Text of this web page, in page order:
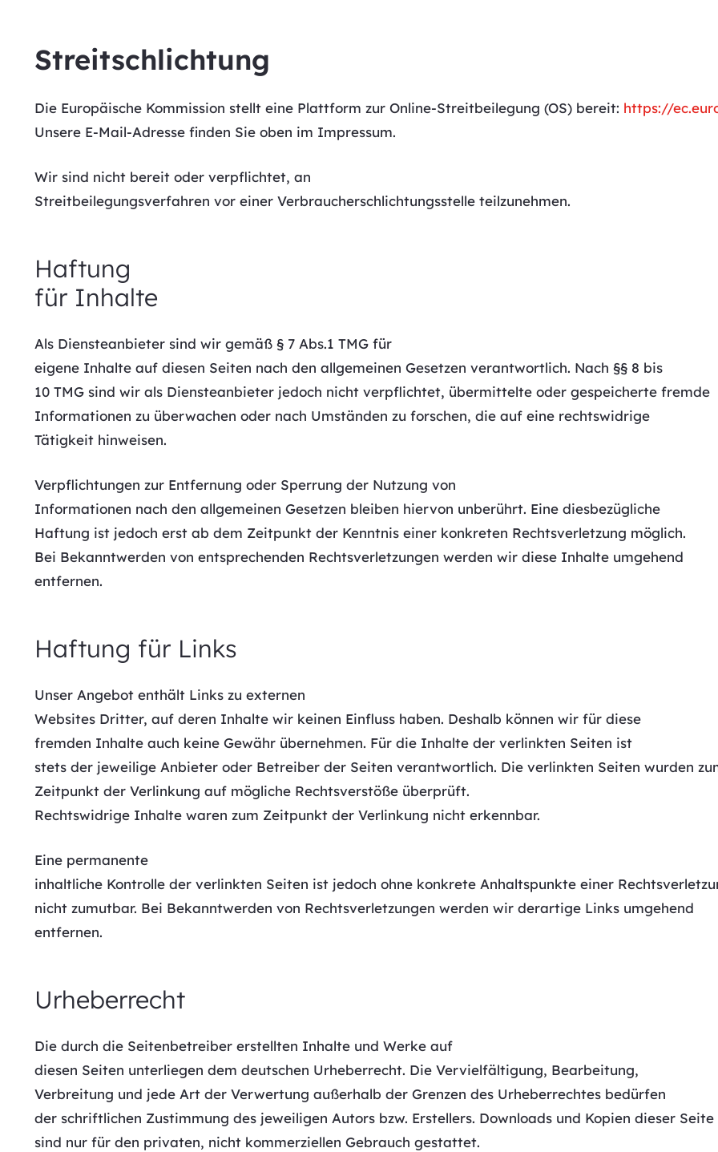
Streitschlichtung
Die Europäische Kommission stellt eine Plattform zur Online-Streitbeilegung (OS) bereit: https://
Unsere E-Mail-Adresse finden Sie oben im Impressum.
Wir sind nicht bereit oder verpflichtet, an
Streitbeilegungsverfahren vor einer Verbraucherschlichtungsstelle teilzunehmen.
Haftung
für Inhalte
Als Diensteanbieter sind wir gemäß § 7 Abs.1 TMG für
eigene Inhalte auf diesen Seiten nach den allgemeinen Gesetzen verantwortlich. Nach §§ 8 bis
10 TMG sind wir als Diensteanbieter jedoch nicht verpflichtet, übermittelte oder gespeicherte fremde
Informationen zu überwachen oder nach Umständen zu forschen, die auf eine rechtswidrige
Tätigkeit hinweisen.
Verpflichtungen zur Entfernung oder Sperrung der Nutzung von
Informationen nach den allgemeinen Gesetzen bleiben hiervon unberührt. Eine diesbezügliche
Haftung ist jedoch erst ab dem Zeitpunkt der Kenntnis einer konkreten Rechtsverletzung möglich.
Bei Bekanntwerden von entsprechenden Rechtsverletzungen werden wir diese Inhalte umgehend
entfernen.
Haftung für Links
Unser Angebot enthält Links zu externen
Websites Dritter, auf deren Inhalte wir keinen Einfluss haben. Deshalb können wir für diese
fremden Inhalte auch keine Gewähr übernehmen. Für die Inhalte der verlinkten Seiten ist
stets der jeweilige Anbieter oder Betreiber der Seiten verantwortlich. Die verlinkten Seiten wurden
Zeitpunkt der Verlinkung auf mögliche Rechtsverstöße überprüft.
Rechtswidrige Inhalte waren zum Zeitpunkt der Verlinkung nicht erkennbar.
Eine permanente
inhaltliche Kontrolle der verlinkten Seiten ist jedoch ohne konkrete Anhaltspunkte einer
nicht zumutbar. Bei Bekanntwerden von Rechtsverletzungen werden wir derartige Links umgehend
entfernen.
Urheberrecht
Die durch die Seitenbetreiber erstellten Inhalte und Werke auf
diesen Seiten unterliegen dem deutschen Urheberrecht. Die Vervielfältigung, Bearbeitung,
Verbreitung und jede Art der Verwertung außerhalb der Grenzen des Urheberrechtes bedürfen
der schriftlichen Zustimmung des jeweiligen Autors bzw. Erstellers. Downloads und Kopien dieser Seite
sind nur für den privaten, nicht kommerziellen Gebrauch gestattet.